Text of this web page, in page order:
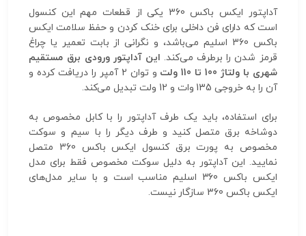
آداپتور ایکس باکس 360 یکی از قطعات مهم این کنسول
است که دارای فن داخلی برای خنک کردن و حفظ سلامت ایکس
باکس 360 اسلیم می‌باشد، و نگرانی از بابت تعمیر یا چراغ
قرمز شدن را برطرف می‌کند. این آداپتور ورودی برق مستقیم
شهری با ولتاژ 100 تا 110
ولت
و توان 2 آمپر را دریافت کرده و
آن را به خروجی 135 وات و 12 ولت تبدیل می‌کند.
برای استفاده، باید یک طرف آداپتور را با کابل مخصوص به
دوشاخه برق متصل کنید و طرف دیگر را با سیم و سوکت
مخصوص به پورت برق کنسول ایکس باکس 360 متصل
نمایید. این آداپتور به دلیل سوکت مخصوص فقط برای مدل
ایکس باکس 360 اسلیم مناسب است و با سایر مدل‌های
ایکس باکس 360 سازگار نیست.